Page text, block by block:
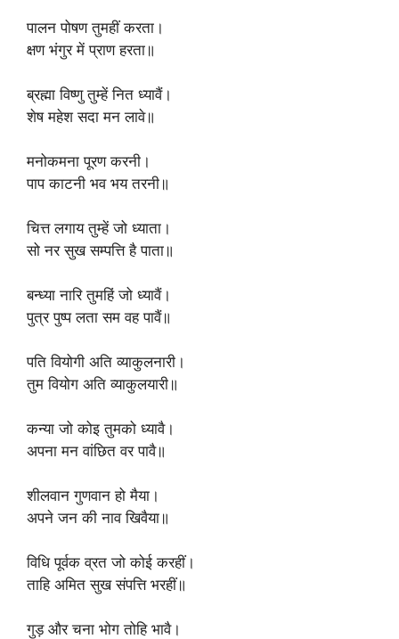
‎पालन पोषण तुमहीं करता।
‎क्षण भंगुर में प्राण हरता॥
‎ब्रह्मा विष्णु तुम्हें नित ध्यावैं।
‎शेष महेश सदा मन लावे॥
‎मनोकमना पूरण करनी।
‎पाप काटनी भव भय तरनी॥
‎चित्त लगाय तुम्हें जो ध्याता।
‎सो नर सुख सम्पत्ति है पाता॥
‎बन्ध्या नारि तुमहिं जो ध्यावैं।
‎पुत्र पुष्प लता सम वह पावैं॥
‎पति वियोगी अति व्याकुलनारी।
‎तुम वियोग अति व्याकुलयारी॥
‎कन्या जो कोइ तुमको ध्यावै।
‎अपना मन वांछित वर पावै॥
‎शीलवान गुणवान हो मैया।
‎अपने जन की नाव खिवैया॥
‎विधि पूर्वक व्रत जो कोई करहीं।
‎ताहि अमित सुख संपत्ति भरहीं॥
‎गुड़ और चना भोग तोहि भावै।